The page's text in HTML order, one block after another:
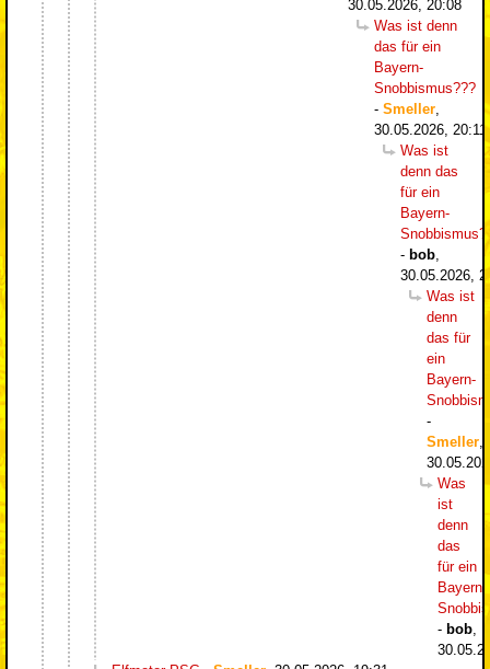
30.05.2026, 20:08
Was ist denn
das für ein
Bayern-
Snobbismus???
- Smeller
30.05.2026, 20:11
Was ist
denn das
für ein
Bayern-
- bob
30.05.2026,
Was ist
denn
das für
ein
Bayern-
-
Smeller
Was
ist
denn
das
für ein
Bayern-
- bob